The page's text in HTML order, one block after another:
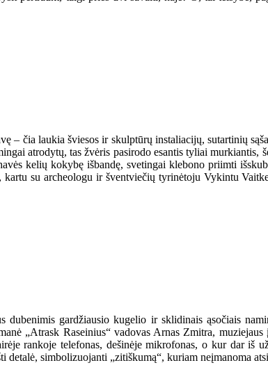
– čia laukia šviesos ir skulptūrų instaliacijų, sutartinių
atrodytų, tas žvėris pasirodo esantis tyliai murkiantis,
kelių kokybę išbandę, svetingai klebono priimti
su archeologu ir šventviečių tyrinėtoju Vykintu
gardžiausio kugelio ir sklidinais ąsočiais
„Atrask Raseinius“ vadovas Arnas Zmitra,
rankoje telefonas, dešinėje mikrofonas, o kur dar iš
detalė, simbolizuojanti „zitiškumą“, kuriam neįmanoma